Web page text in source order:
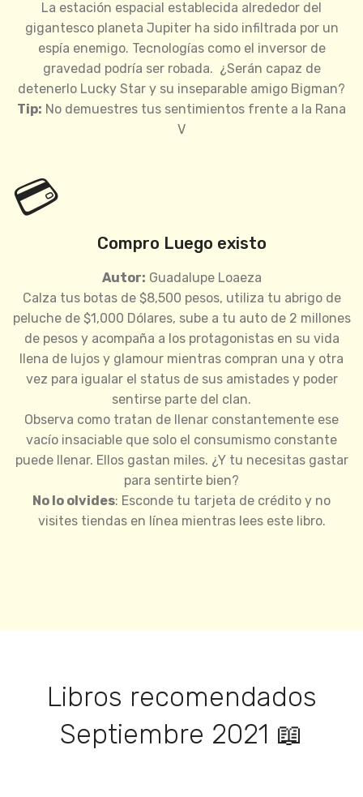
La estación espacial establecida alrededor del
gigantesco planeta Jupiter ha sido infiltrada por un
espía enemigo. Tecnologías como el inversor de
gravedad podría ser robada. ¿Serán capaz de
detenerlo Lucky Star y su inseparable amigo Bigman?
Tip: No demuestres tus sentimientos frente a la Rana
V
💳
Compro Luego existo
Autor: Guadalupe Loaeza
Calza tus botas de $8,500 pesos, utiliza tu abrigo de
peluche de $1,000 Dólares, sube a tu auto de 2 millones
de pesos y acompaña a los protagonistas en su vida
llena de lujos y glamour mientras compran una y otra
vez para igualar el status de sus amistades y poder
sentirse parte del clan.
Observa como tratan de llenar constantemente ese
vacío insaciable que solo el consumismo constante
puede llenar. Ellos gastan miles. ¿Y tu necesitas gastar
para sentirte bien?
No lo olvides: Esconde tu tarjeta de crédito y no
visites tiendas en línea mientras lees este libro.
Libros recomendados
Septiembre 2021 📖